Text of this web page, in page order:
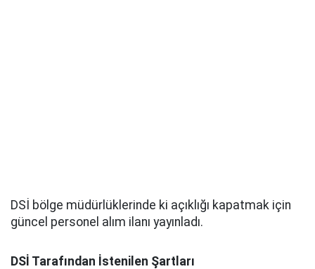
DSİ bölge müdürlüklerinde ki açıklığı kapatmak için
güncel personel alım ilanı yayınladı.
DSİ Tarafından İstenilen Şartları